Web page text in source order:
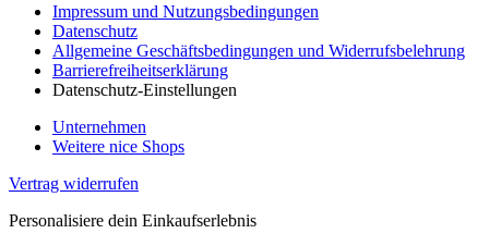
Impressum und Nutzungsbedingungen
Datenschutz
Allgemeine Geschäftsbedingungen und Widerrufsbelehrung
Barrierefreiheitserklärung
Datenschutz-Einstellungen
Unternehmen
Weitere nice Shops
Vertrag widerrufen
Personalisiere dein Einkaufserlebnis